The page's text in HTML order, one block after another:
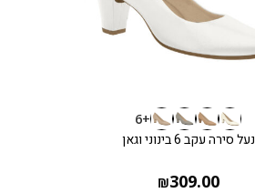
+6
נעל סירה עקב 6 בינוני וגאן
₪309.00